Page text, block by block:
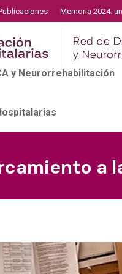
Memoria 2024:
y Neurorrehabilitación
a